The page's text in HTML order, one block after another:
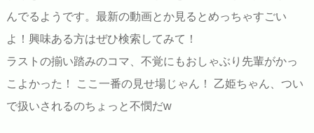
んでるようです。最新の動画とか見るとめっちゃすごい
よ！興味ある方はぜひ検索してみて！
ラストの揃い踏みのコマ、不覚にもおしゃぶり先輩がかっ
こよかった！ ここ一番の見せ場じゃん！ 乙姫ちゃん、つい
で扱いされるのちょっと不憫だw